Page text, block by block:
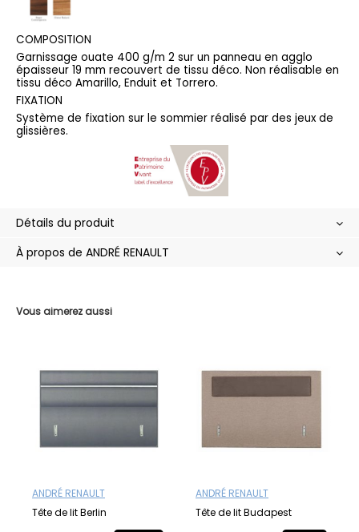
Vous aimerez aussi
ANDRÉ RENAULT
Tête de lit Berlin
ANDRÉ RENAULT
Tête de lit Budapest
COMPOSITION
Garnissage ouate 400 g/m 2 sur un panneau en agglo
épaisseur 19 mm recouvert de tissu déco. Non réalisable en
tissu déco Amarillo, Enduit et Torrero.
FIXATION
Système de fixation sur le sommier réalisé par des jeux de
glissières.
Détails du produit
À propos de ANDRÉ RENAULT